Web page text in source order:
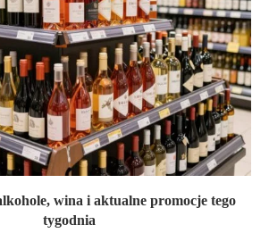
wina i aktualne promocje tego
tygodnia